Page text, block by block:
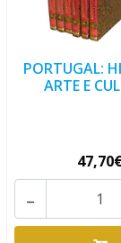
PORTUGAL:
ARTE E
-